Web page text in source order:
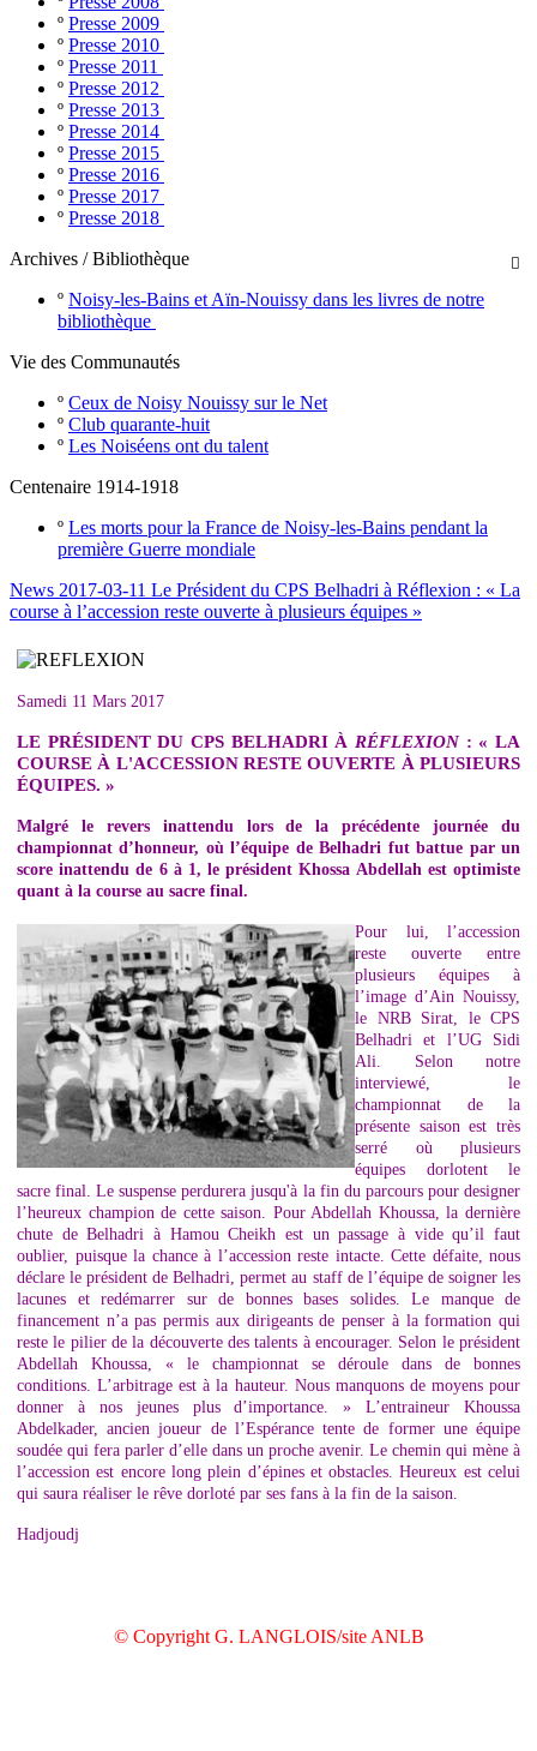
º Presse 2009
º Presse 2010
º Presse 2011
º Presse 2012
º Presse 2013
º Presse 2014
º Presse 2015
º Presse 2016
º Presse 2017
º Presse 2018

Archives / Bibliothèque
º Noisy-les-Bains et Aïn-Nouissy dans les livres de notre
bibliothèque
Vie des Communautés
º Ceux de Noisy Nouissy sur le Net
º Club quarante-huit
º Les Noiséens ont du talent
Centenaire 1914-1918
º Les morts pour la France de Noisy-les-Bains pendant la
première Guerre mondiale
News 2017-03-11 Le Président du CPS Belhadri à Réflexion : « La
course à l’accession reste ouverte à plusieurs équipes »
Samedi 11 Mars 2017
LE PRÉSIDENT DU CPS BELHADRI À RÉFLEXION: « LA
COURSE À L'ACCESSION RESTE OUVERTE À PLUSIEURS
ÉQUIPES. »
Malgré le revers inattendu lors de la précédente journée du
championnat d’honneur, où l’équipe de Belhadri fut battue par un
score inattendu de 6 à 1, le président Khossa Abdellah est optimiste
quant à la course au sacre final.
Pour lui, l’accession
reste ouverte entre
plusieurs équipes à
l’image d’Ain Nouissy,
le NRB Sirat, le CPS
Belhadri et l’UG Sidi
Ali. Selon notre
interviewé, le
championnat de la
présente saison est très
serré où plusieurs
équipes dorlotent le
sacre final. Le suspense perdurera jusqu'à la fin du parcours pour designer
l’heureux champion de cette saison. Pour Abdellah Khoussa, la dernière
chute de Belhadri à Hamou Cheikh est un passage à vide qu’il faut
oublier, puisque la chance à l’accession reste intacte. Cette défaite, nous
déclare le président de Belhadri, permet au staff de l’équipe de soigner les
lacunes et redémarrer sur de bonnes bases solides. Le manque de
financement n’a pas permis aux dirigeants de penser à la formation qui
reste le pilier de la découverte des talents à encourager. Selon le président
Abdellah Khoussa, « le championnat se déroule dans de bonnes
conditions. L’arbitrage est à la hauteur. Nous manquons de moyens pour
donner à nos jeunes plus d’importance. » L’entraineur Khoussa
Abdelkader, ancien joueur de l’Espérance tente de former une équipe
soudée qui fera parler d’elle dans un proche avenir. Le chemin qui mène à
l’accession est encore long plein d’épines et obstacles. Heureux est celui
qui saura réaliser le rêve dorloté par ses fans à la fin de la saison.
Hadjoudj
© Copyright G. LANGLOIS/site ANLB